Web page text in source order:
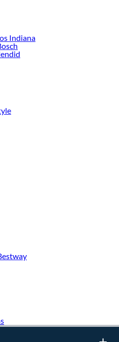
decoración, estamos aquí para hacer
todo lo que tenemos para ofrecerte en
Accesorios de exterior para autos
calidad para tus proyectos y
todo lo que tenemos para
de Accesorios de exterior para
para tus proyectos de
tus ideas realidad!
Indiana